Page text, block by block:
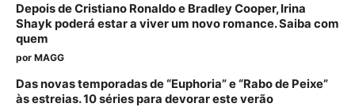
Depois de Cristiano Ronaldo e Bradley Cooper, Irina
Shayk poderá estar a viver um novo romance. Saiba com
quem
por MAGG
Das novas temporadas de “Euphoria” e “Rabo de Peixe”
às estreias. 10 séries para devorar este verão